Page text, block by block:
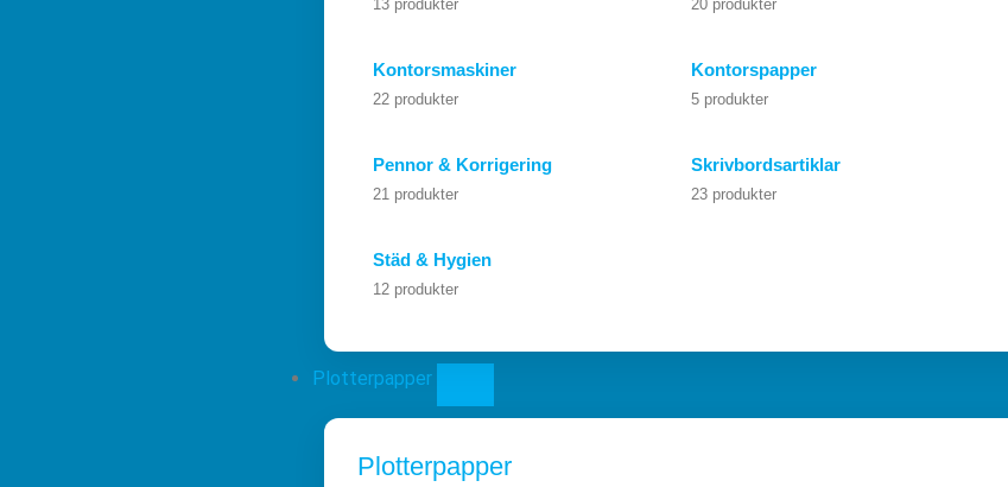
13 produkter 20 produkter
Kontorsmaskiner
22 produkter
Kontorspapper
5 produkter
Pennor & Korrigering
21 produkter
Skrivbordsartiklar
23 produkter
Städ & Hygien
12 produkter
Plotterpapper
Plotterpapper